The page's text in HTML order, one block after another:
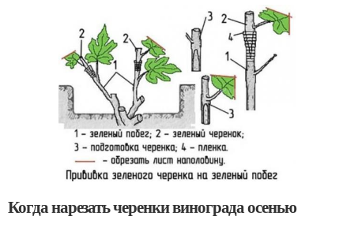
Когда нарезать черенки винограда осенью